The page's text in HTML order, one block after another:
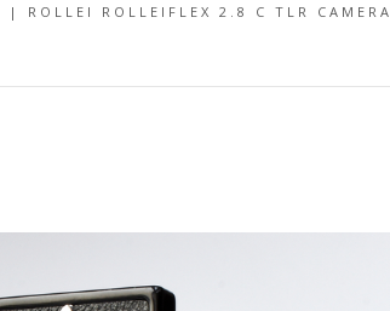
| ROLLEI ROLLEIFLEX 2.8 C TLR CAMERA